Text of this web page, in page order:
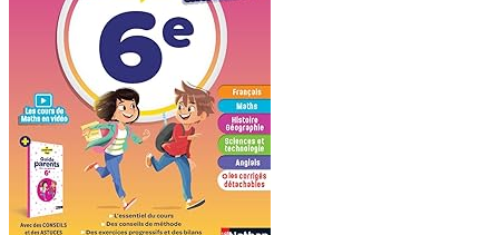
Brevet
Annales Brevet 2026 - Tout-en-un 3e - sujets et corrigés
Voir sur Amazon
Cahier de révision 6e toutes matières